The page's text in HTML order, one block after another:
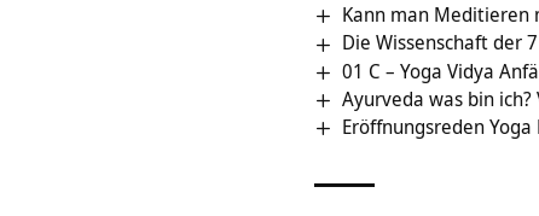
Kann man Meditieren
Die Wissenschaft der
01 C – Yoga Vidya
Ayurveda was bin
Eröffnungsreden